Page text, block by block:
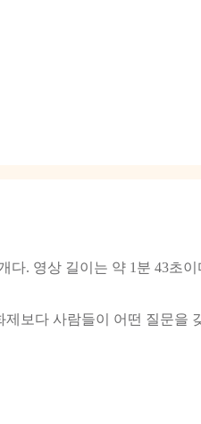
다. 영상 길이는 약 1분 43초
보다 사람들이 어떤 질문을